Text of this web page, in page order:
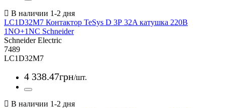
LC1D32M7 Контактор TeSys D 3Р 32A катушка 220В
1NO+1NC Schneider
Schneider Electric
7489
LC1D32M7
4 338.47грн/шт.